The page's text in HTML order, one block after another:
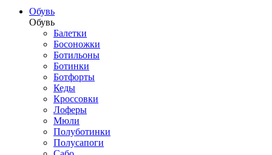
Обувь
Обувь
Балетки
Босоножки
Ботильоны
Ботинки
Ботфорты
Кеды
Кроссовки
Лоферы
Мюли
Полуботинки
Полусапоги